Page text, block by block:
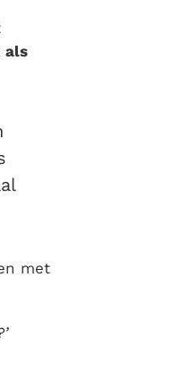
als
met